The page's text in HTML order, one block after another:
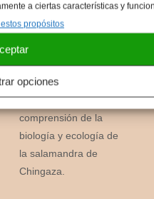
a ciertas características y
propósitos
opciones
busca preservar el
hábitat de la especie.
Además, se llevan a
cabo investigaciones
científicas para
mejorar nuestra
comprensión de la
biología y ecología de
la salamandra de
Chingaza.